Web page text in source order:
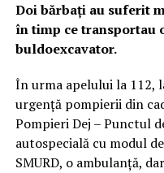
Doi bărbați au suferit
în timp ce transportau
buldoexcavator.
În urma apelului la 112,
urgență pompierii din
Pompieri Dej – Punctul
autospecială cu modul
SMURD, o ambulanță,